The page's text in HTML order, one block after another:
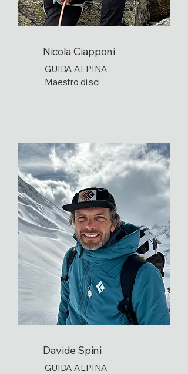
Nicola Ciapponi
GUIDA ALPINA
Maestro di sci
Davide Spini
GUIDA ALPINA